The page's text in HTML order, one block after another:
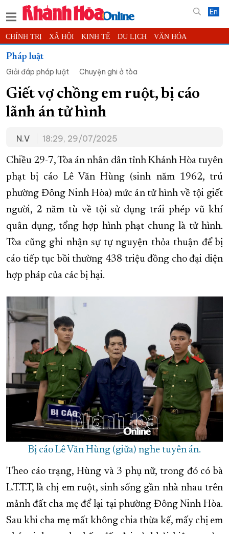
En
CHÍNH TRỊ XÃ HỘI KINH TẾ DU LỊCH VĂN HÓA
THỂ THAO
KHOA HỌC - CÔNG NGHỆ PHÁP LUẬT
THẾ GIỚI MULTIMEDIA VIDEO ĐỌC BÁO ONLINE
PODCAST THÔNG TIN - QUẢNG CÁO
TRƯỜNG SA BIỂN ĐẢO QUÊ HƯƠNG
CHUNG TAY CẢI CÁCH HÀNH CHÍNH
XÂY DỰNG NÔNG THÔN MỚI LỊCH CẮT ĐIỆN
TÀU - XE - MÁY BAY
KỶ NIỆM 370 NĂM XÂY DỰNG VÀ PHÁT TRIỂN TỈNH KHÁNH HÒA
KHOẢNH KHẮC ĐẸP XỨ TRẦM
XÂY DỰNG KHÁNH HÒA TRỞ THÀNH THÀNH PHỐ TRỰC THUỘC
ĐẠI HỘI ĐẢNG CÁC CẤP TRANG CHỦ VỀ BÁO KHÁNH HÒA
Pháp luật
Giải đáp pháp luật
Chuyện ghi ở tòa
Giết vợ chồng em ruột, bị cáo
lãnh án tử hình
N.V 18:29, 29/07/2025
Chiều 29-7, Tòa án nhân dân tỉnh Khánh Hòa tuyên
phạt bị cáo Lê Văn Hùng (sinh năm 1962, trú
phường Đông Ninh Hòa) mức án tử hình về tội giết
người, 2 năm tù về tội sử dụng trái phép vũ khí
quân dụng, tổng hợp hình phạt chung là tử hình.
Tòa cũng ghi nhận sự tự nguyện thỏa thuận để bị
cáo tiếp tục bồi thường 438 triệu đồng cho đại diện
hợp pháp của các bị hại.
Bị cáo Lê Văn Hùng (giữa) nghe tuyên án.
Theo cáo trạng, Hùng và 3 phụ nữ, trong đó có bà
L.T.T.T, là chị em ruột, sinh sống gần nhà nhau trên
mảnh đất cha mẹ để lại tại phường Đông Ninh Hòa.
Sau khi cha mẹ mất không chia thừa kế, mấy chị em